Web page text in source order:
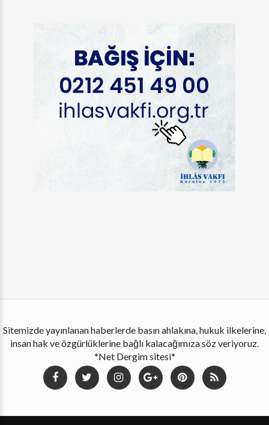
Sitemizde yayınlanan haberlerde basın ahlakına, hukuk ilkelerine,
insan hak ve özgürlüklerine bağlı kalacağımıza söz veriyoruz.
*Net Dergim sitesi*